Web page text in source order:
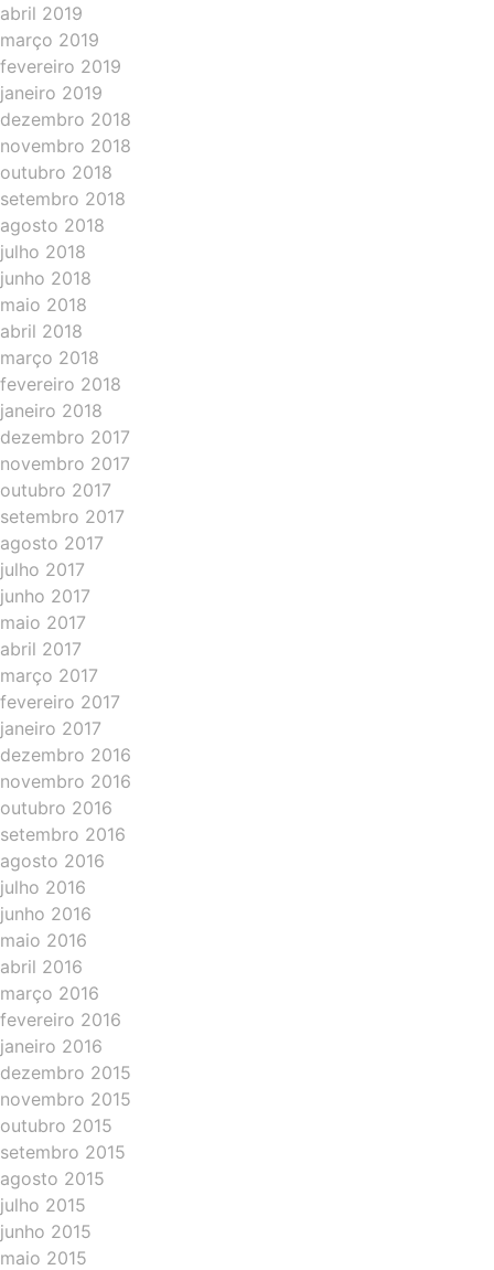
abril 2019
março 2019
fevereiro 2019
janeiro 2019
dezembro 2018
novembro 2018
outubro 2018
setembro 2018
agosto 2018
julho 2018
junho 2018
maio 2018
abril 2018
março 2018
fevereiro 2018
janeiro 2018
dezembro 2017
novembro 2017
outubro 2017
setembro 2017
agosto 2017
julho 2017
junho 2017
maio 2017
abril 2017
março 2017
fevereiro 2017
janeiro 2017
dezembro 2016
novembro 2016
outubro 2016
setembro 2016
agosto 2016
julho 2016
junho 2016
maio 2016
abril 2016
março 2016
fevereiro 2016
janeiro 2016
dezembro 2015
novembro 2015
outubro 2015
setembro 2015
agosto 2015
julho 2015
junho 2015
maio 2015